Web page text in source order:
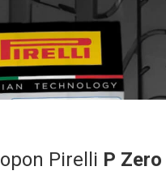
opon Pirelli P Zero